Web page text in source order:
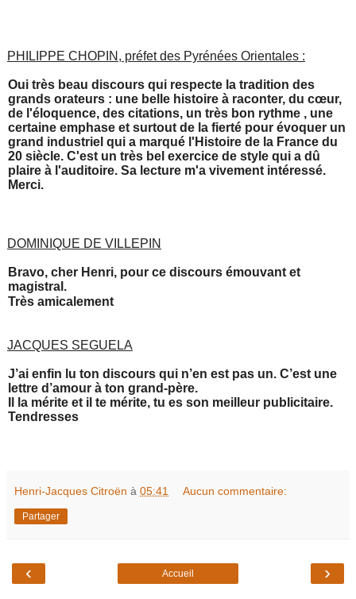
PHILIPPE CHOPIN, préfet des Pyrénées Orientales :
Oui très beau discours qui respecte la tradition des
grands orateurs : une belle histoire à raconter, du cœur,
de l'éloquence, des citations, un très bon rythme , une
certaine emphase et surtout de la fierté pour évoquer un
grand industriel qui a marqué l'Histoire de la France du
20 siècle. C'est un très bel exercice de style qui a dû
plaire à l'auditoire. Sa lecture m'a vivement intéressé.
Merci.
DOMINIQUE DE VILLEPIN
Bravo, cher Henri, pour ce discours émouvant et
magistral.
Très amicalement
JACQUES SEGUELA
J’ai enfin lu ton discours qui n’en est pas un. C’est une
lettre d’amour à ton grand-père.
Il la mérite et il te mérite, tu es son meilleur publicitaire.
Tendresses
Henri-Jacques Citroën à 05:41 Aucun commentaire:
Partager
‹ ›
Accueil